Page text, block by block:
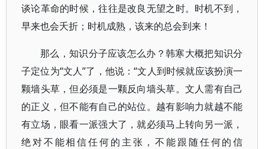
谈论革命的时候，往往是改良无望之时。时机不到，
早来也会夭折；时机成熟，该来的总会到来！
那么，知识分子应该怎么办？韩寒大概把知识分
子定位为“文人”了，他说：“文人到时候就应该扮演一
颗墙头草，但必须是一颗反向墙头草。文人需有自己
的正义，但不能有自己的站位。越有影响力就越不能
有立场，眼看一派强大了，就必须马上转向另一派，
绝对不能相信任何的主张，不能跟随任何的信